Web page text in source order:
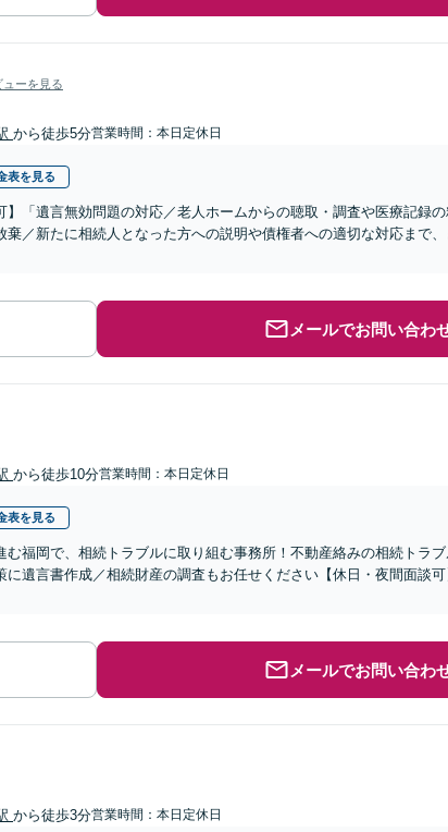
ューを見る
から徒歩5分営業時間：本日定休日
表を見る
】「遺言無効問題の対応／老人ホームからの聴取・調査や医療記録
棄／新たに相続人となった方への説明や債権者への適切な対応まで
メールでお問い合わ
から徒歩10分営業時間：本日定休日
表を見る
む福岡で、相続トラブルに取り組む事務所！不動産絡みの相続トラ
に遺言書作成／相続財産の調査もお任せください【休日・夜間面談
メールでお問い合わ
から徒歩3分営業時間：本日定休日